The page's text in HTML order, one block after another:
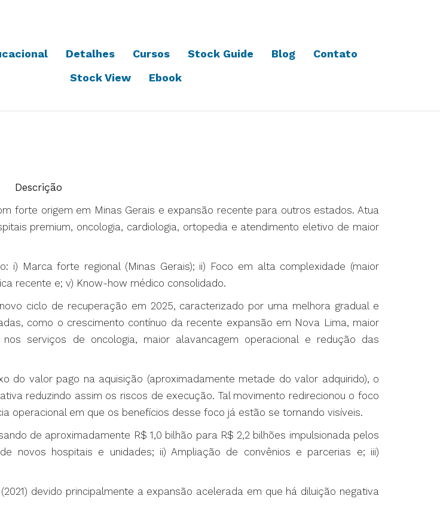
Detalhes Cursos Stock Guide Blog
Contato
Stock View
Ebook
Descrição
forte origem em Minas Gerais e expansão recente para outros estados. Atua
premium, oncologia, cardiologia, ortopedia e atendimento eletivo de maior
i) Marca forte regional (Minas Gerais); ii) Foco em alta complexidade (maior
recente e; v) Know-how médico consolidado.
ciclo de recuperação em 2025, caracterizado por uma melhora gradual e
como o crescimento contínuo da recente expansão em Nova Lima, maior
serviços de oncologia, maior alavancagem operacional e redução das
do valor pago na aquisição (aproximadamente metade do valor adquirido), o
reduzindo assim os riscos de execução. Tal movimento redirecionou o foco
operacional em que os benefícios desse foco já estão se tornando visíveis.
de aproximadamente R$ 1,0 bilhão para R$ 2,2 bilhões impulsionada pelos
novos hospitais e unidades; ii) Ampliação de convênios e parcerias e; iii)
devido principalmente a expansão acelerada em que há diluição negativa